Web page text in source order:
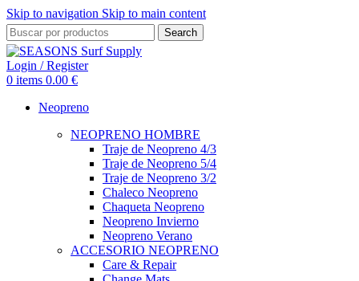
Skip to navigation Skip to main content
Search
Login / Register
0 items 0.00 €
Neopreno
NEOPRENO HOMBRE
Traje de Neopreno 4/3
Traje de Neopreno 5/4
Traje de Neopreno 3/2
Chaleco Neopreno
Chaqueta Neopreno
Neopreno Invierno
Neopreno Verano
ACCESORIO NEOPRENO
Care & Repair